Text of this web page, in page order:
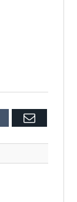
Email